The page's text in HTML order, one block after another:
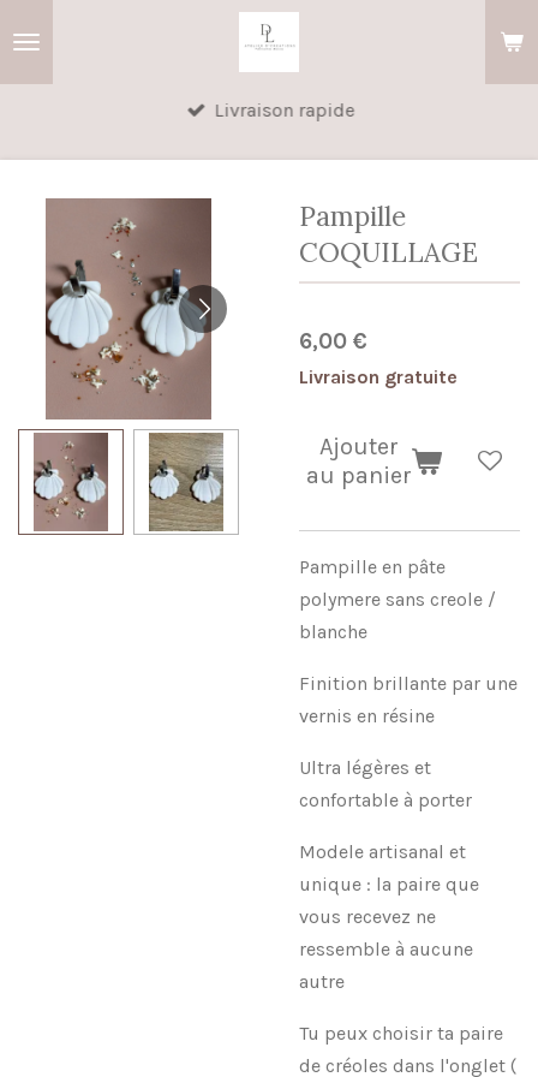
Livraison rapide
Pampille
COQUILLAGE
6,00 €
Livraison gratuite
Ajouter
au panier
Pampille en pâte
polymere sans creole /
blanche
Finition brillante par une
vernis en résine
Ultra légères et
confortable à porter
Modele artisanal et
unique : la paire que
vous recevez ne
ressemble à aucune
autre
Tu peux choisir ta paire
de créoles dans l'onglet (